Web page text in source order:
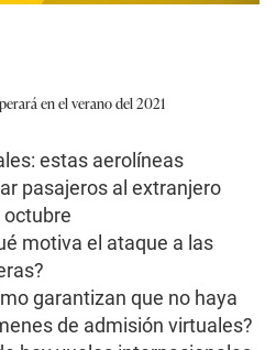
en el verano del 2021
estas aerolíneas
pasajeros al extranjero
octubre
motiva el ataque a las
garantizan que no haya
de admisión virtuales?